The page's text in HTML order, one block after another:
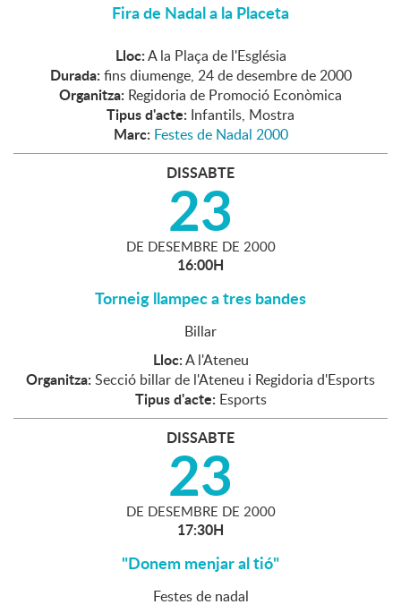
Fira de Nadal a la Placeta
Lloc:A la Plaça de l'Església
Durada: fins diumenge, 24 de desembre de 2000
Organitza: Regidoria de Promoció Econòmica
Tipus d'acte: Infantils, Mostra
Marc: Festes de Nadal 2000
DISSABTE
23
DE DESEMBRE DE 2000
16:00H
Torneig llampec a tres bandes
Billar
Lloc:A l'Ateneu
Organitza: Secció billar de l'Ateneu i Regidoria d'Esports
Tipus d'acte: Esports
DISSABTE
23
DE DESEMBRE DE 2000
17:30H
"Donem menjar al tió"
Festes de nadal